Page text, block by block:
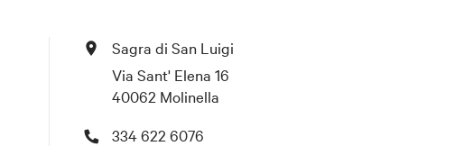
Sagra di San Luigi
Via Sant' Elena 16
40062 Molinella
334 622 6076